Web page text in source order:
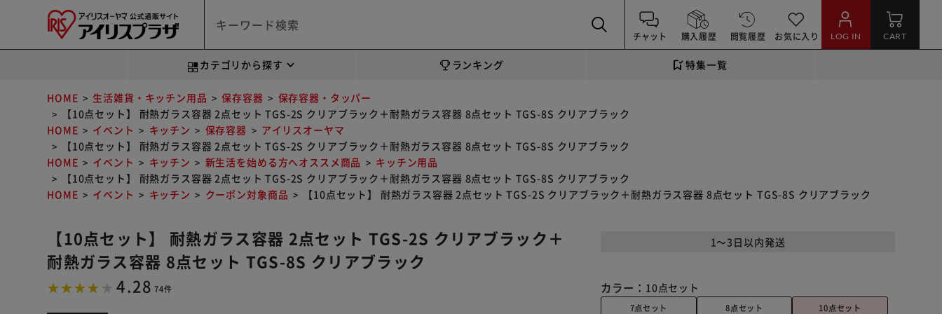
チャット 購入履歴 閲覧履歴 お気に入り LOG IN CART
カテゴリから探す ランキング 特集一覧
HOME 生活雑貨・キッチン用品 保存容器
保存容器・タッパー
【10点セット】 耐熱ガラス容器 2点セット TGS-2S クリアブラック＋耐熱ガラス容器 8点セット TGS-8S クリアブラック
HOME
イベント キッチン 保存容器
アイリスオーヤマ
【10点セット】 耐熱ガラス容器 2点セット TGS-2S クリアブラック＋耐熱ガラス容器 8点セット TGS-8S クリアブラック
HOME
イベント キッチン 新生活を始める方へオススメ商品
キッチン用品
【10点セット】 耐熱ガラス容器 2点セット TGS-2S クリアブラック＋耐熱ガラス容器 8点セット TGS-8S クリアブラック
HOME
イベント キッチン クーポン対象商品 【10点セット】 耐熱ガラス容器 2点セット TGS-2S クリアブラック＋耐熱ガラス容器 8点セット TGS-8S クリアブラック
【10点セット】 耐熱ガラス容器 2点セット TGS-2S クリアブラック＋
耐熱ガラス容器 8点セット TGS-8S クリアブラック
4.28 74件
1～3日以内発送
カラー： 10点セット
7点セット 8点セット 10点セット